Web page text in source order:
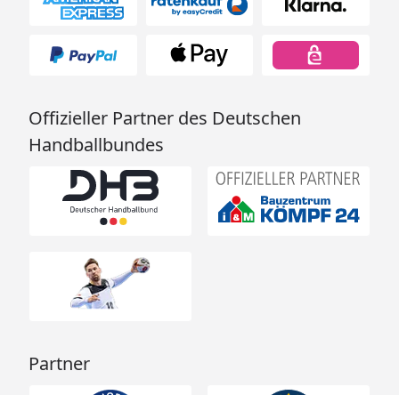
Offizieller Partner des Deutschen
Handballbundes
Partner